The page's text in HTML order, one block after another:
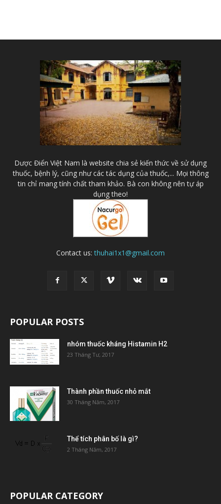
Dược Điển Việt Nam là website chia sẻ kiến thức về sử dụng
thuốc, bệnh lý, cũng như các tác dụng của thuốc,... Mọi thông
tin chỉ mang tính chất tham khảo. Bà con không nên tự áp
dụng theo!
Contact us:thuhai1x1@gmail.com
POPULAR POSTS
nhóm thuốc kháng Histamin H2
23 Tháng Tư, 2017
Thành phần thuốc nhỏ mắt
30 Tháng Năm, 2017
Thể tích phân bố là gì?
2 Tháng Năm, 2017
POPULAR CATEGORY